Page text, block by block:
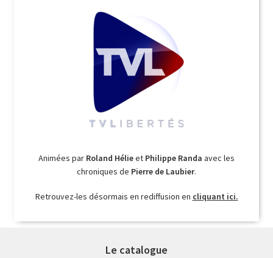
Animées par Roland Hélieet Philippe Randa avec les
chroniques de Pierre de Laubier.
Retrouvez-les désormais en rediffusion en cliquant ici.
Le catalogue